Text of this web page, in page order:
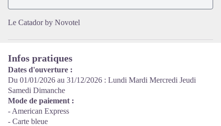
Le Catador by Novotel
Infos pratiques
Dates d'ouverture :
Du 01/01/2026 au 31/12/2026 : Lundi Mardi Mercredi Jeudi
Samedi Dimanche
Mode de paiement :
- American Express
- Carte bleue